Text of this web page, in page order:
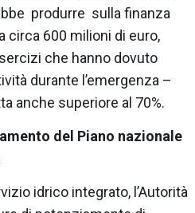
produrre sulla finanza
circa 600 milioni di euro,
che hanno dovuto
durante l’emergenza –
anche superiore al 70%.
del Piano nazionale
idrico integrato, l’Autorità